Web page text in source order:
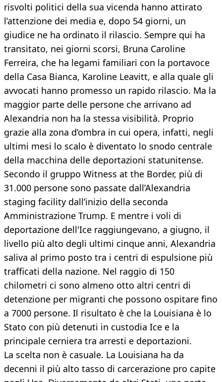
risvolti politici della sua vicenda hanno attirato
l’attenzione dei media e, dopo 54 giorni, un
giudice ne ha ordinato il rilascio. Sempre qui ha
transitato, nei giorni scorsi, Bruna Caroline
Ferreira, che ha legami familiari con la portavoce
della Casa Bianca, Karoline Leavitt, e alla quale gli
avvocati hanno promesso un rapido rilascio. Ma la
maggior parte delle persone che arrivano ad
Alexandria non ha la stessa visibilità. Proprio
grazie alla zona d’ombra in cui opera, infatti, negli
ultimi mesi lo scalo è diventato lo snodo centrale
della macchina delle deportazioni statunitense.
Secondo il gruppo Witness at the Border, più di
31.000 persone sono passate dall’Alexandria
staging facility dall’inizio della seconda
Amministrazione Trump. E mentre i voli di
deportazione dell'Ice raggiungevano, a giugno, il
livello più alto degli ultimi cinque anni, Alexandria
saliva al primo posto tra i centri di espulsione più
trafficati della nazione. Nel raggio di 150
chilometri ci sono almeno otto altri centri di
detenzione per migranti che possono ospitare fino
a 7000 persone. Il risultato è che la Louisiana è lo
Stato con più detenuti in custodia Ice e la
principale cerniera tra arresti e deportazioni.
La scelta non è casuale. La Louisiana ha da
decenni il più alto tasso di carcerazione pro capite